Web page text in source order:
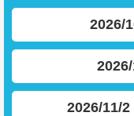
2026/
2026/11/